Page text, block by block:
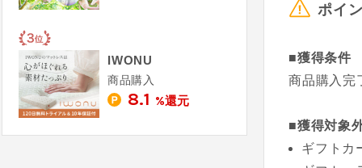
ポイ
■獲得条件
商品購入完
■獲得対象
ギフトカ
IWONU
商品購入
8.1 %還元